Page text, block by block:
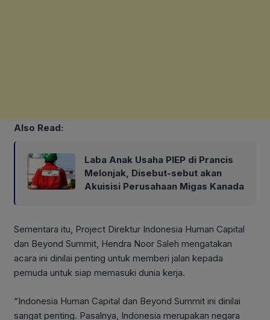
Also Read:
Laba Anak Usaha PIEP di Prancis
Melonjak, Disebut-sebut akan
Akuisisi Perusahaan Migas Kanada
Sementara itu, Project Direktur Indonesia Human Capital
dan Beyond Summit, Hendra Noor Saleh mengatakan
acara ini dinilai penting untuk memberi jalan kepada
pemuda untuk siap memasuki dunia kerja.
“Indonesia Human Capital dan Beyond Summit ini dinilai
sangat penting. Pasalnya, Indonesia merupakan negara